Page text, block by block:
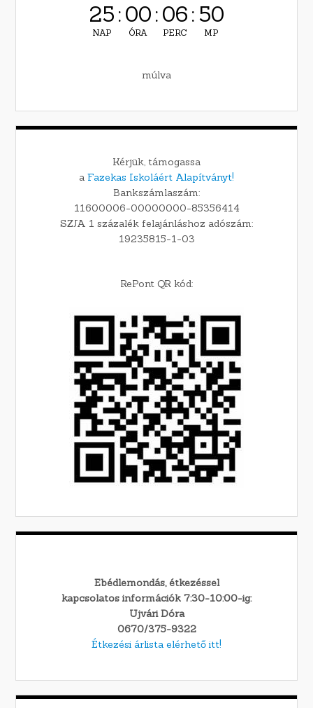
25
NAP
:00
ÓRA
:06
PERC
: 49
MP
múlva
Kérjük, támogassa
a Fazekas Iskoláért Alapítványt!
Bankszámlaszám:
11600006-00000000-85356414
SZJA 1 százalék felajánláshoz adószám:
19235815-1-03
RePont QR kód:
Ebédlemondás, étkezéssel
kapcsolatos információk 7:30-10:00-ig:
Ujvári Dóra
0670/375-9322
Étkezési árlista elérhető itt!